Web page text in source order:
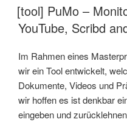
AM
[tool] PuMo –
YouTube, Scribd
Im Rahmen eines
wir ein Tool entwickelt,
Dokumente, Videos und
wir hoffen es ist denkbar
eingeben und